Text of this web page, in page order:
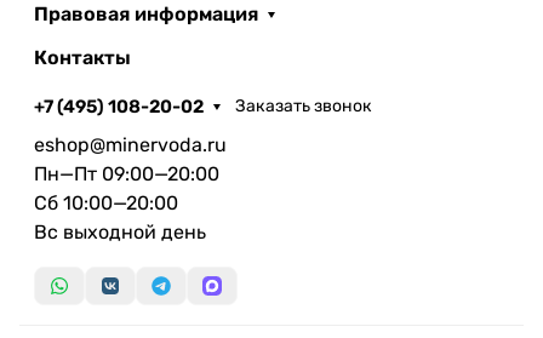
Правовая информация
Контакты
+7 (495) 108-20-02 Заказать звонок
eshop@minervoda.ru
Пн—Пт 09:00—20:00
Сб 10:00—20:00
Вс выходной день